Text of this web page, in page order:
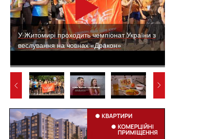
У Житомирі проходить чемпіонат України з
веслування на човнах «Дракон»